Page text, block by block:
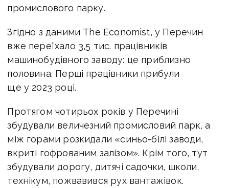
промислового парку.
Згідно з даними The Economist, у Перечин
вже переїхало 3,5 тис. працівників
машинобудівного заводу: це приблизно
половина. Перші працівники прибули
ще у 2023 році.
Протягом чотирьох років у Перечині
збудували величезний промисловий парк, а
між горами розкидали «синьо-білі заводи,
вкриті гофрованим залізом». Крім того, тут
збудували дорогу, дитячі садочки, школи,
технікум, пожвавився рух вантажівок.